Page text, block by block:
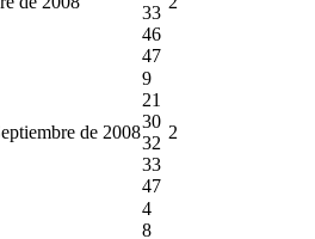
33
46
47
de 2008
9
21
30
32
33
47
2
4
8